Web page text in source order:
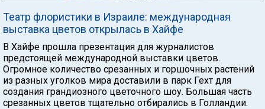
Театр флористики в Израиле: международная
выставка цветов открылась в Хайфе
В Хайфе прошла презентация для журналистов
предстоящей международной выставки цветов.
Огромное количество срезанных и горшочных растений
из разных уголков мира доставили в парк Гехт для
создания грандиозного цветочного шоу. Большая часть
срезанных цветов тщательно отбирались в Голландии.